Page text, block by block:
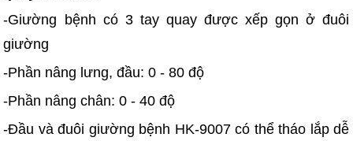
-Giường bệnh có 3 tay quay được xếp gọn ở đuôi
giường
-Phần nâng lưng, đầu: 0 - 80 độ
-Phần nâng chân: 0 - 40 độ
-Đầu và đuôi giường bệnh HK-9007 có thể tháo lắp dễ